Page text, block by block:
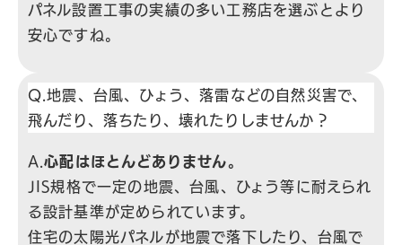
パネル設置工事の実績の多い工務店を選ぶとより
安心ですね。
Q.地震、台風、ひょう、落雷などの自然災害で、
飛んだり、落ちたり、壊れたりしませんか？
A.心配はほとんどありません。
JIS規格で一定の地震、台風、ひょう等に耐えられ
る設計基準が定められています。
住宅の太陽光パネルが地震で落下したり、台風で